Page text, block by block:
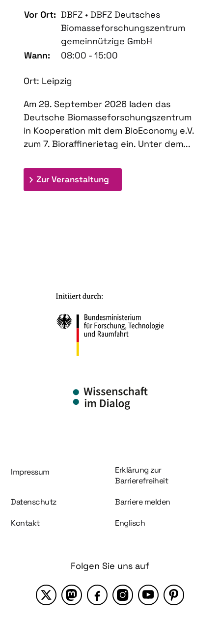
Vor Ort: DBFZ • DBFZ Deutsches
Biomasseforschungszentrum
gemeinnützige GmbH
Wann:
08:00 - 15:00
Ort: Leipzig
Am 29. September 2026 laden das
Deutsche Biomasseforschungszentrum
in Kooperation mit dem BioEconomy e.V.
zum 7. Bioraffinerietag ein. Unter dem...
Zur Veranstaltung
Information und Service
Impressum
Erklärung zur
Barrierefreiheit
Datenschutz Barriere melden
Kontakt Englisch
Folgen Sie uns auf